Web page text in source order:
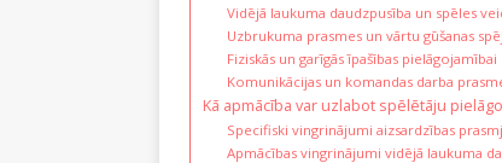
Vidējā laukuma daudzpusība un spēles
Uzbrukuma prasmes un vārtu gūšanas
Fiziskās un garīgās īpašības pielāgojamībai
Komunikācijas un komandas darba
Kā apmācība var uzlabot spēlētāju
Specifiski vingrinājumi aizsardzības
Apmācības vingrinājumi vidējā laukuma